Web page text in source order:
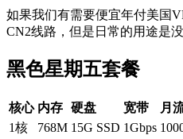
如果我们有需要便宜年付美国
CN2线路，但是日常的用途是没
黑色星期五套餐
核心 内存 硬盘 宽带 月
1核
768M 15G SSD 1Gbps